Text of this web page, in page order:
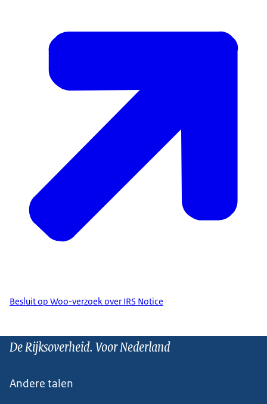
Besluit op Woo-verzoek over IRS Notice
De Rijksoverheid. Voor Nederland
Andere talen